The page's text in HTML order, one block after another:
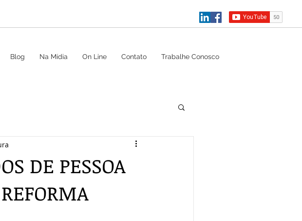
Blog Na Mídia On Line Contato Trabalhe Conosco
DE PESSOA